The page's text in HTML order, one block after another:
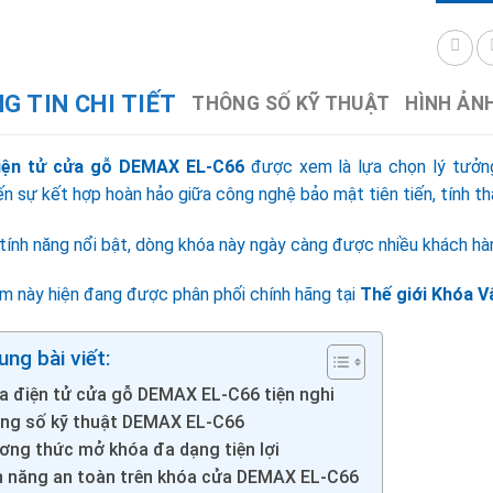
TIN CHI TIẾT THÔNG SỐ KỸ THUẬT HÌNH
tử cửa gỗ DEMAX EL-C66được xem là lựa chọn lý
sự kết hợp hoàn hảo giữa công nghệ bảo mật tiên tiến, tính
năng nổi bật, dòng khóa này ngày càng được nhiều khách
này hiện đang được phân phối chính hãng tại Thế giới Khóa
bài viết:
điện tử cửa gỗ DEMAX EL-C66 tiện nghi
số kỹ thuật DEMAX EL-C66
thức mở khóa đa dạng tiện lợi
năng an toàn trên khóa cửa DEMAX EL-C66